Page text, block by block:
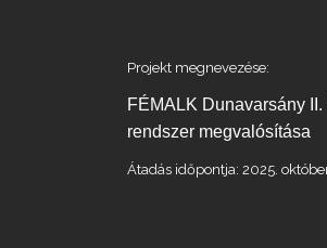
Projekt megnevezése:
FÉMALK Dunavarsány
rendszer megvalósítása
Átadás időpontja: 2025.